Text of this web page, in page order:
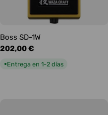
Boss SD-1W
Precio
202,00 €
●Entrega en 1-2 días